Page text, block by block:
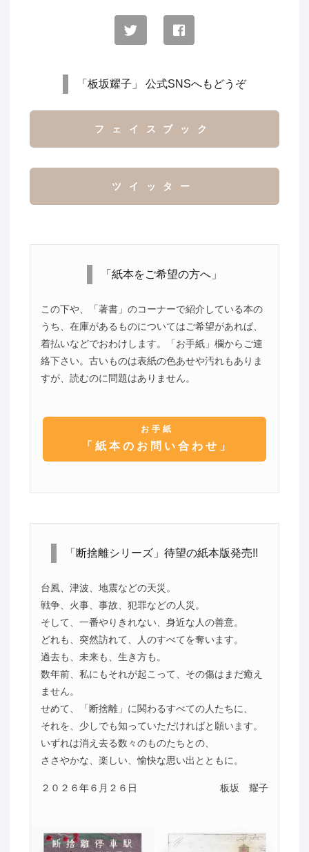
「板坂耀子」 公式SNSへもどうぞ
フェイスブック
ツイッター
「紙本をご希望の方へ」
この下や、「著書」のコーナーで紹介している本の
うち、在庫があるものについてはご希望があれば、
着払いなどでおわけします。「お手紙」欄からご連
絡下さい。古いものは表紙の色あせや汚れもありま
すが、読むのに問題はありません。
お手紙
「紙本のお問い合わせ」
「断捨離シリーズ」待望の紙本版発売!!
台風、津波、地震などの天災。
戦争、火事、事故、犯罪などの人災。
そして、一番やりきれない、身近な人の善意。
どれも、突然訪れて、人のすべてを奪います。
過去も、未来も、生き方も。
数年前、私にもそれが起こって、その傷はまだ癒え
ません。
せめて、「断捨離」に関わるすべての人たちに、
それを、少しでも知っていただければと願います。
いずれは消え去る数々のものたちとの、
ささやかな、楽しい、愉快な思い出とともに。
２０２６年６月２６日 板坂 耀子